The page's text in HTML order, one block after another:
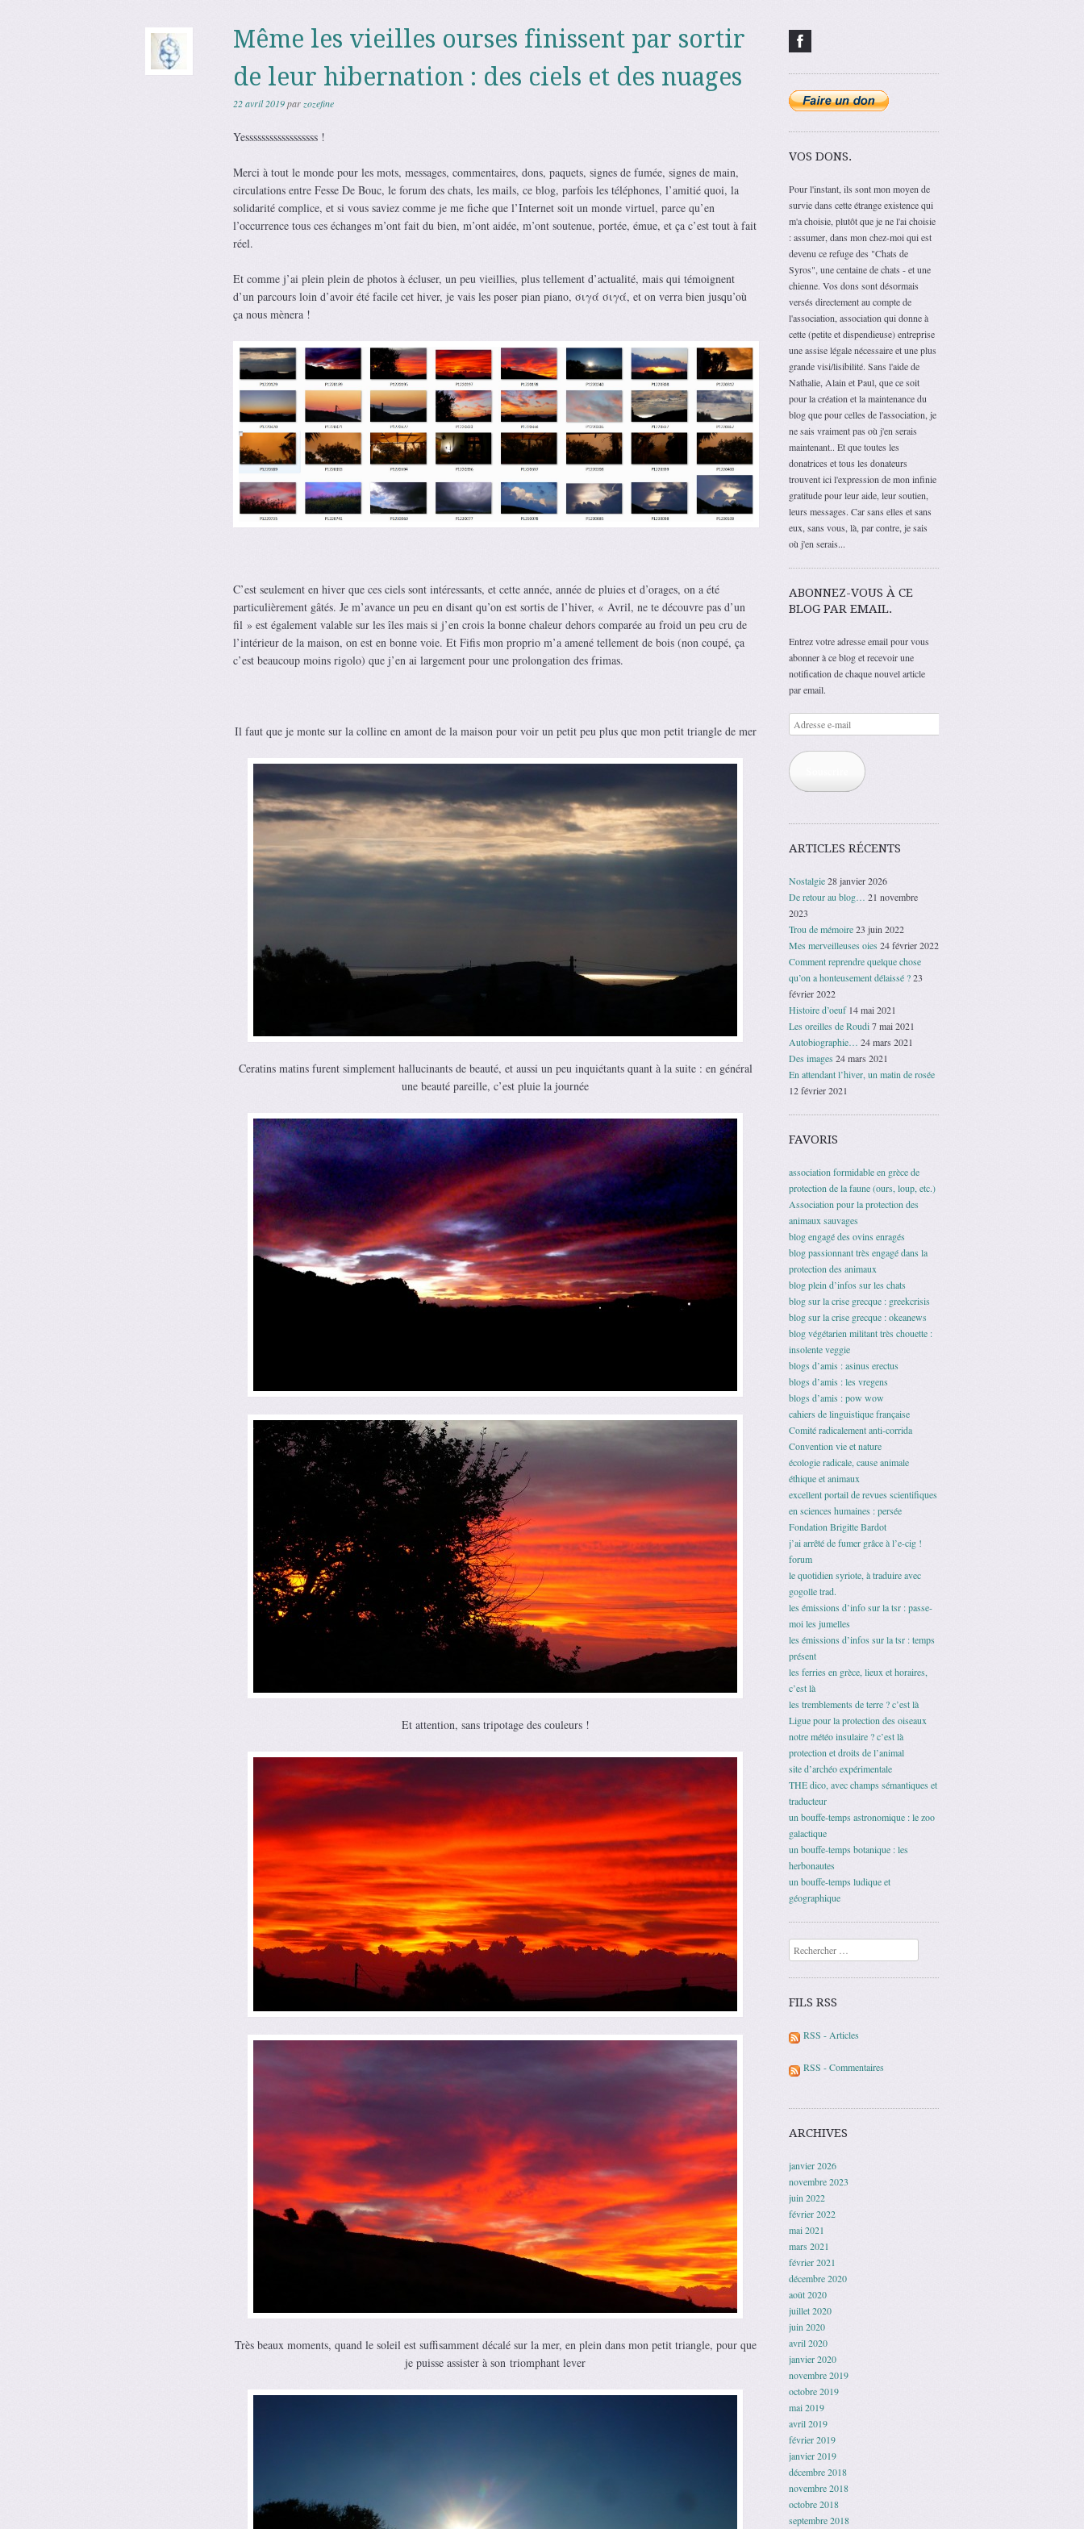
Même les vieilles ourses finissent par sortir
de leur hibernation : des ciels et des nuages
22 avril 2019par zozefine
Yessssssssssssssssss !
Merci à tout le monde pour les mots, messages, commentaires, dons, paquets, signes de fumée, signes de main,
circulations entre Fesse De Bouc, le forum des chats, les mails, ce blog, parfois les téléphones, l’amitié quoi, la
solidarité complice, et si vous saviez comme je me fiche que l’Internet soit un monde virtuel, parce qu’en
l’occurrence tous ces échanges m’ont fait du bien, m’ont aidée, m’ont soutenue, portée, émue, et ça c’est tout à fait
réel.
Et comme j’ai plein plein de photos à écluser, un peu vieillies, plus tellement d’actualité, mais qui témoignent
d’un parcours loin d’avoir été facile cet hiver, je vais les poser pian piano, σιγά σιγά, et on verra bien jusqu’où
ça nous mènera !
C’est seulement en hiver que ces ciels sont intéressants, et cette année, année de pluies et d’orages, on a été
particulièrement gâtés. Je m’avance un peu en disant qu’on est sortis de l’hiver, « Avril, ne te découvre pas d’un
fil » est également valable sur les îles mais si j’en crois la bonne chaleur dehors comparée au froid un peu cru de
l’intérieur de la maison, on est en bonne voie. Et Fifis mon proprio m’a amené tellement de bois (non coupé, ça
c’est beaucoup moins rigolo) que j’en ai largement pour une prolongation des frimas.
Il faut que je monte sur la colline en amont de la maison pour voir un petit peu plus que mon petit triangle de mer
Ceratins matins furent simplement hallucinants de beauté, et aussi un peu inquiétants quant à la suite : en général
une beauté pareille, c’est pluie la journée
Et attention, sans tripotage des couleurs !
Très beaux moments, quand le soleil est suffisamment décalé sur la mer, en plein dans mon petit triangle, pour que
je puisse assister à son triomphant lever
VOS DONS.
Pour l'instant, ils sont mon moyen de
survie dans cette étrange existence qui
m'a choisie, plutôt que je ne l'ai choisie
: assumer, dans mon chez-moi qui est
devenu ce refuge des "Chats de
Syros", une centaine de chats - et une
chienne. Vos dons sont désormais
versés directement au compte de
l'association, association qui donne à
cette (petite et dispendieuse) entreprise
une assise légale nécessaire et une plus
grande visi/lisibilité. Sans l'aide de
Nathalie, Alain et Paul, que ce soit
pour la création et la maintenance du
blog que pour celles de l'association, je
ne sais vraiment pas où j'en serais
maintenant.. Et que toutes les
donatrices et tous les donateurs
trouvent ici l'expression de mon infinie
gratitude pour leur aide, leur soutien,
leurs messages. Car sans elles et sans
eux, sans vous, là, par contre, je sais
où j'en serais...
ABONNEZ-VOUS À CE
BLOG PAR EMAIL.
Entrez votre adresse email pour vous
abonner à ce blog et recevoir une
notification de chaque nouvel article
par email.
Adresse
e-
mail
ARTICLES RÉCENTS
Nostalgie28 janvier 2026
De retour au blog… 21 novembre
2023
Trou de mémoire23 juin 2022
Mes merveilleuses oies 24 février 2022
Comment reprendre quelque chose
qu’on a honteusement délaissé ?23
février 2022
Histoire d’oeuf 14 mai 2021
Les oreilles de Roudi7 mai 2021
Autobiographie… 24 mars 2021
Des images 24 mars 2021
En attendant l’hiver, un matin de rosée
12 février 2021
FAVORIS
association formidable en grèce de
protection de la faune (ours, loup, etc.)
Association pour la protection des
animaux sauvages
blog engagé des ovins enragés
blog passionnant très engagé dans la
protection des animaux
blog plein d’infos sur les chats
blog sur la crise grecque : greekcrisis
blog sur la crise grecque : okeanews
blog végétarien militant très chouette :
insolente veggie
blogs d’amis : asinus erectus
blogs d’amis : les vregens
blogs d’amis : pow wow
cahiers de linguistique française
Comité radicalement anti-corrida
Convention vie et nature
écologie radicale, cause animale
éthique et animaux
excellent portail de revues scientifiques
en sciences humaines : persée
Fondation Brigitte Bardot
j’ai arrêté de fumer grâce à l’e-cig !
forum
le quotidien syriote, à traduire avec
gogolle trad.
les émissions d’info sur la tsr : passe-
moi les jumelles
les émissions d’infos sur la tsr : temps
présent
les ferries en grèce, lieux et horaires,
c’est là
les tremblements de terre ? c’est là
Ligue pour la protection des oiseaux
notre météo insulaire ? c’est là
protection et droits de l’animal
site d’archéo expérimentale
THE dico, avec champs sémantiques et
traducteur
un bouffe-temps astronomique : le zoo
galactique
un bouffe-temps botanique : les
herbonautes
un bouffe-temps ludique et
géographique
Recherche
FILS RSS
RSS - Articles
RSS - Commentaires
ARCHIVES
janvier 2026
novembre 2023
juin 2022
février 2022
mai 2021
mars 2021
février 2021
décembre 2020
août 2020
juillet 2020
juin 2020
avril 2020
janvier 2020
novembre 2019
octobre 2019
mai 2019
avril 2019
février 2019
janvier 2019
décembre 2018
novembre 2018
octobre 2018
septembre 2018